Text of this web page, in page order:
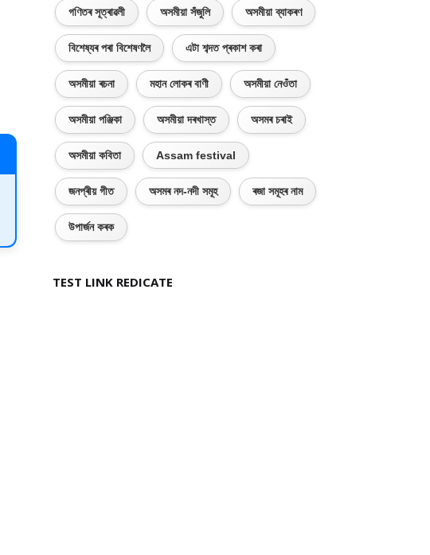
গণিতৰ সূত্ৰাৱলী অসমীয়া সঁজুলি অসমীয়া ব্যাকৰণ
বিশেষ্যৰ পৰা বিশেষণলৈ এটা শব্দত প্ৰকাশ কৰা
অসমীয়া ৰচনা মহান লোকৰ বাণী অসমীয়া নেওঁতা
অসমীয়া পঞ্জিকা অসমীয়া দৰখাস্ত অসমৰ চৰাই
অসমীয়া কবিতা Assam festival
জনপ্ৰীয় গীত অসমৰ নদ-নদী সমূহ ৰজা সমূহৰ নাম
উপাৰ্জন কৰক
TEST LINK REDICATE